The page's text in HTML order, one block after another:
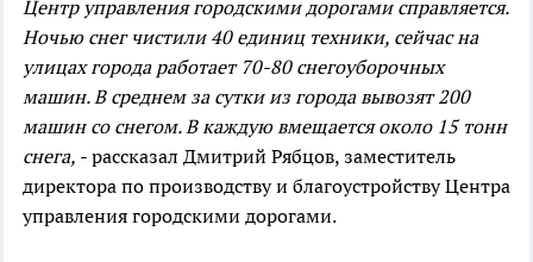
Центр управления городскими дорогами справляется.
Ночью снег чистили 40 единиц техники, сейчас на
улицах города работает 70-80 снегоуборочных
машин. В среднем за сутки из города вывозят 200
машин со снегом. В каждую вмещается около 15 тонн
снега, - рассказал Дмитрий Рябцов, заместитель
директора по производству и благоустройству Центра
управления городскими дорогами.